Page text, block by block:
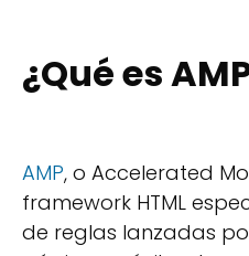
¿Qué es
AMP, o Accelerated
framework HTML
de reglas lanzadas